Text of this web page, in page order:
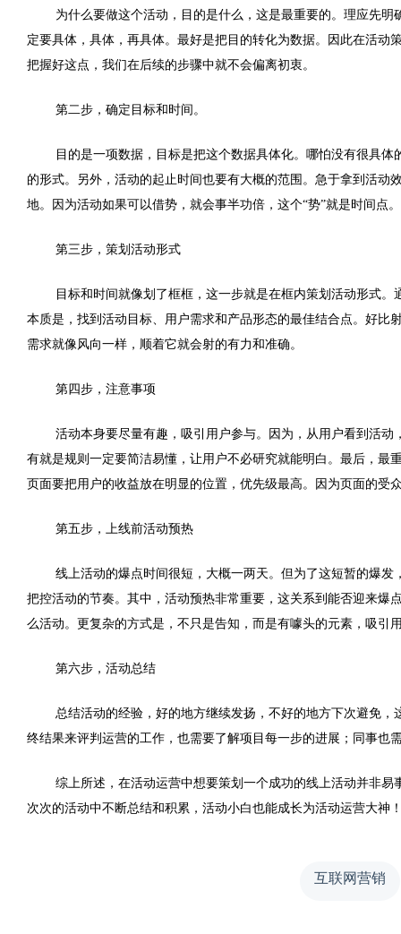
为什么要做这个活动，目的是什么，这是最重要的。理应先
定要具体，具体，再具体。最好是把目的转化为数据。因此在活
把握好这点，我们在后续的步骤中就不会偏离初衷。
第二步，确定目标和时间。
目的是一项数据，目标是把这个数据具体化。哪怕没有很具
的形式。另外，活动的起止时间也要有大概的范围。急于拿到活
地。因为活动如果可以借势，就会事半功倍，这个“势”就是时间点。
第三步，策划活动形式
目标和时间就像划了框框，这一步就是在框内策划活动形式
本质是，找到活动目标、用户需求和产品形态的最佳结合点。好
需求就像风向一样，顺着它就会射的有力和准确。
第四步，注意事项
活动本身要尽量有趣，吸引用户参与。因为，从用户看到活
有就是规则一定要简洁易懂，让用户不必研究就能明白。最后，
页面要把用户的收益放在明显的位置，优先级最高。因为页面的受
第五步，上线前活动预热
线上活动的爆点时间很短，大概一两天。但为了这短暂的爆
把控活动的节奏。其中，活动预热非常重要，这关系到能否迎来
么活动。更复杂的方式是，不只是告知，而是有噱头的元素，吸引
第六步，活动总结
总结活动的经验，好的地方继续发扬，不好的地方下次避免
终结果来评判运营的工作，也需要了解项目每一步的进展；同事
综上所述，在活动运营中想要策划一个成功的线上活动并非
次次的活动中不断总结和积累，活动小白也能成长为活动运营大神
互联网营销